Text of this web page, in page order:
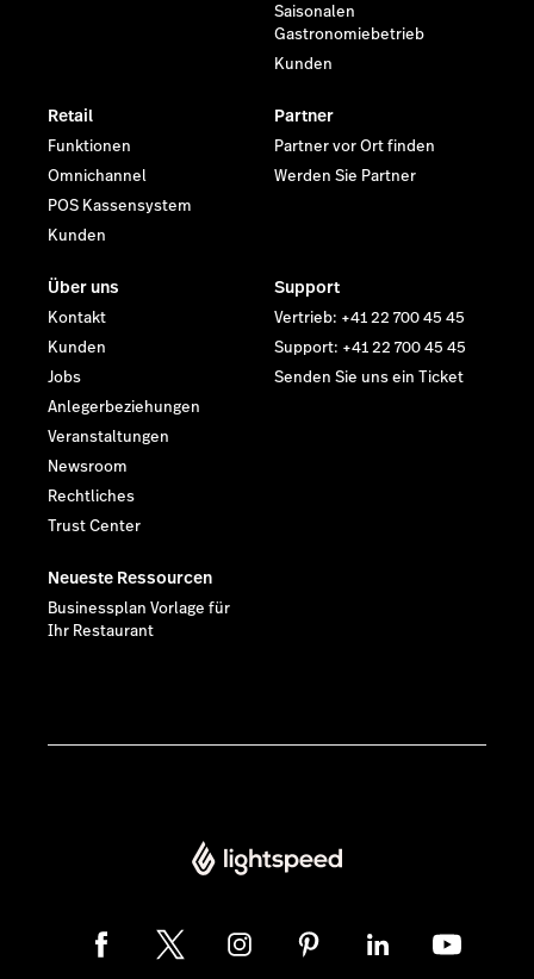
Saisonalen
Gastronomiebetrieb
Kunden
Retail
Funktionen
Omnichannel
POS Kassensystem
Kunden
Partner
Partner vor Ort finden
Werden Sie Partner
Über uns
Kontakt
Kunden
Jobs
Anlegerbeziehungen
Veranstaltungen
Newsroom
Rechtliches
Trust Center
Support
Vertrieb: +41 22 700 45 45
Support: +41 22 700 45 45
Senden Sie uns ein Ticket
Neueste Ressourcen
Businessplan Vorlage für
Ihr Restaurant